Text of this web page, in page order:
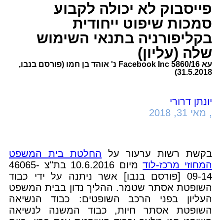
פייסבוק לא יכולה לקבוע
סמכות שיפוט ייחודית
בקליפורניה בתנאי השימוש
שלה (עליון)
עא 5860/16 Facebook Inc נ' אוהד בן חמו (פורסם בנבו,
31.5.2018)
יונתן דרורי
, מאי 31, 2018
בקשת רשות ערעור על החלטת בית המשפט
המחוזי מרכז-לוד
מיום 10.6.2016 בת"צ 46065-
09-14 [פורסם בנבו] אשר ניתנה על ידי כבוד
השופטת אסתר שטמר. ההליך נדון בבית המשפט
העליון בפני הרכב השופטים: כבוד הנשיאה
השופטת אסתר חיות, כבוד המשנה לנשיאה